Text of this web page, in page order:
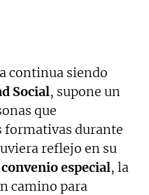
continua siendo
Social, supone un
que
formativas durante
reflejo en su
convenio especial, la
camino para